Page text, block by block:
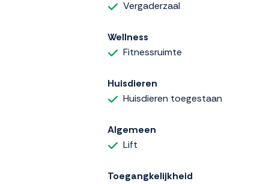
Vergaderzaal
Wellness
Fitnessruimte
Huisdieren
Huisdieren toegestaan
Algemeen
Lift
Toegangkelijkheid